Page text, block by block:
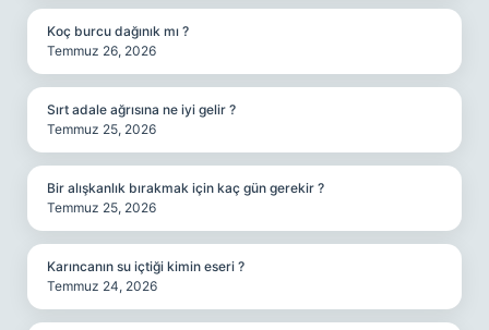
Koç burcu dağınık mı ?
Temmuz 26, 2026
Sırt adale ağrısına ne iyi gelir ?
Temmuz 25, 2026
Bir alışkanlık bırakmak için kaç gün gerekir ?
Temmuz 25, 2026
Karıncanın su içtiği kimin eseri ?
Temmuz 24, 2026